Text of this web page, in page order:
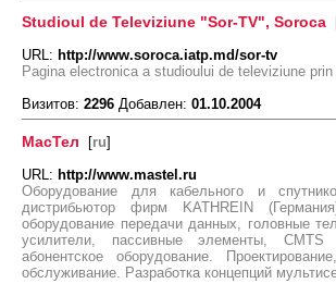
Studioul de Televiziune "Sor-TV", Soroca
URL: http://www.soroca.iatp.md/sor-tv
Pagina electronica a studioului de televiziune
Визитов: 2296 Добавлен: 01.10.2004
МасТел [ru]
URL: http://www.mastel.ru
Оборудование для кабельного и
дистрибьютор фирм KATHREIN
оборудование передачи данных, головные
усилители, пассивные элементы,
абонентское оборудование.
обслуживание. Разработка концепций